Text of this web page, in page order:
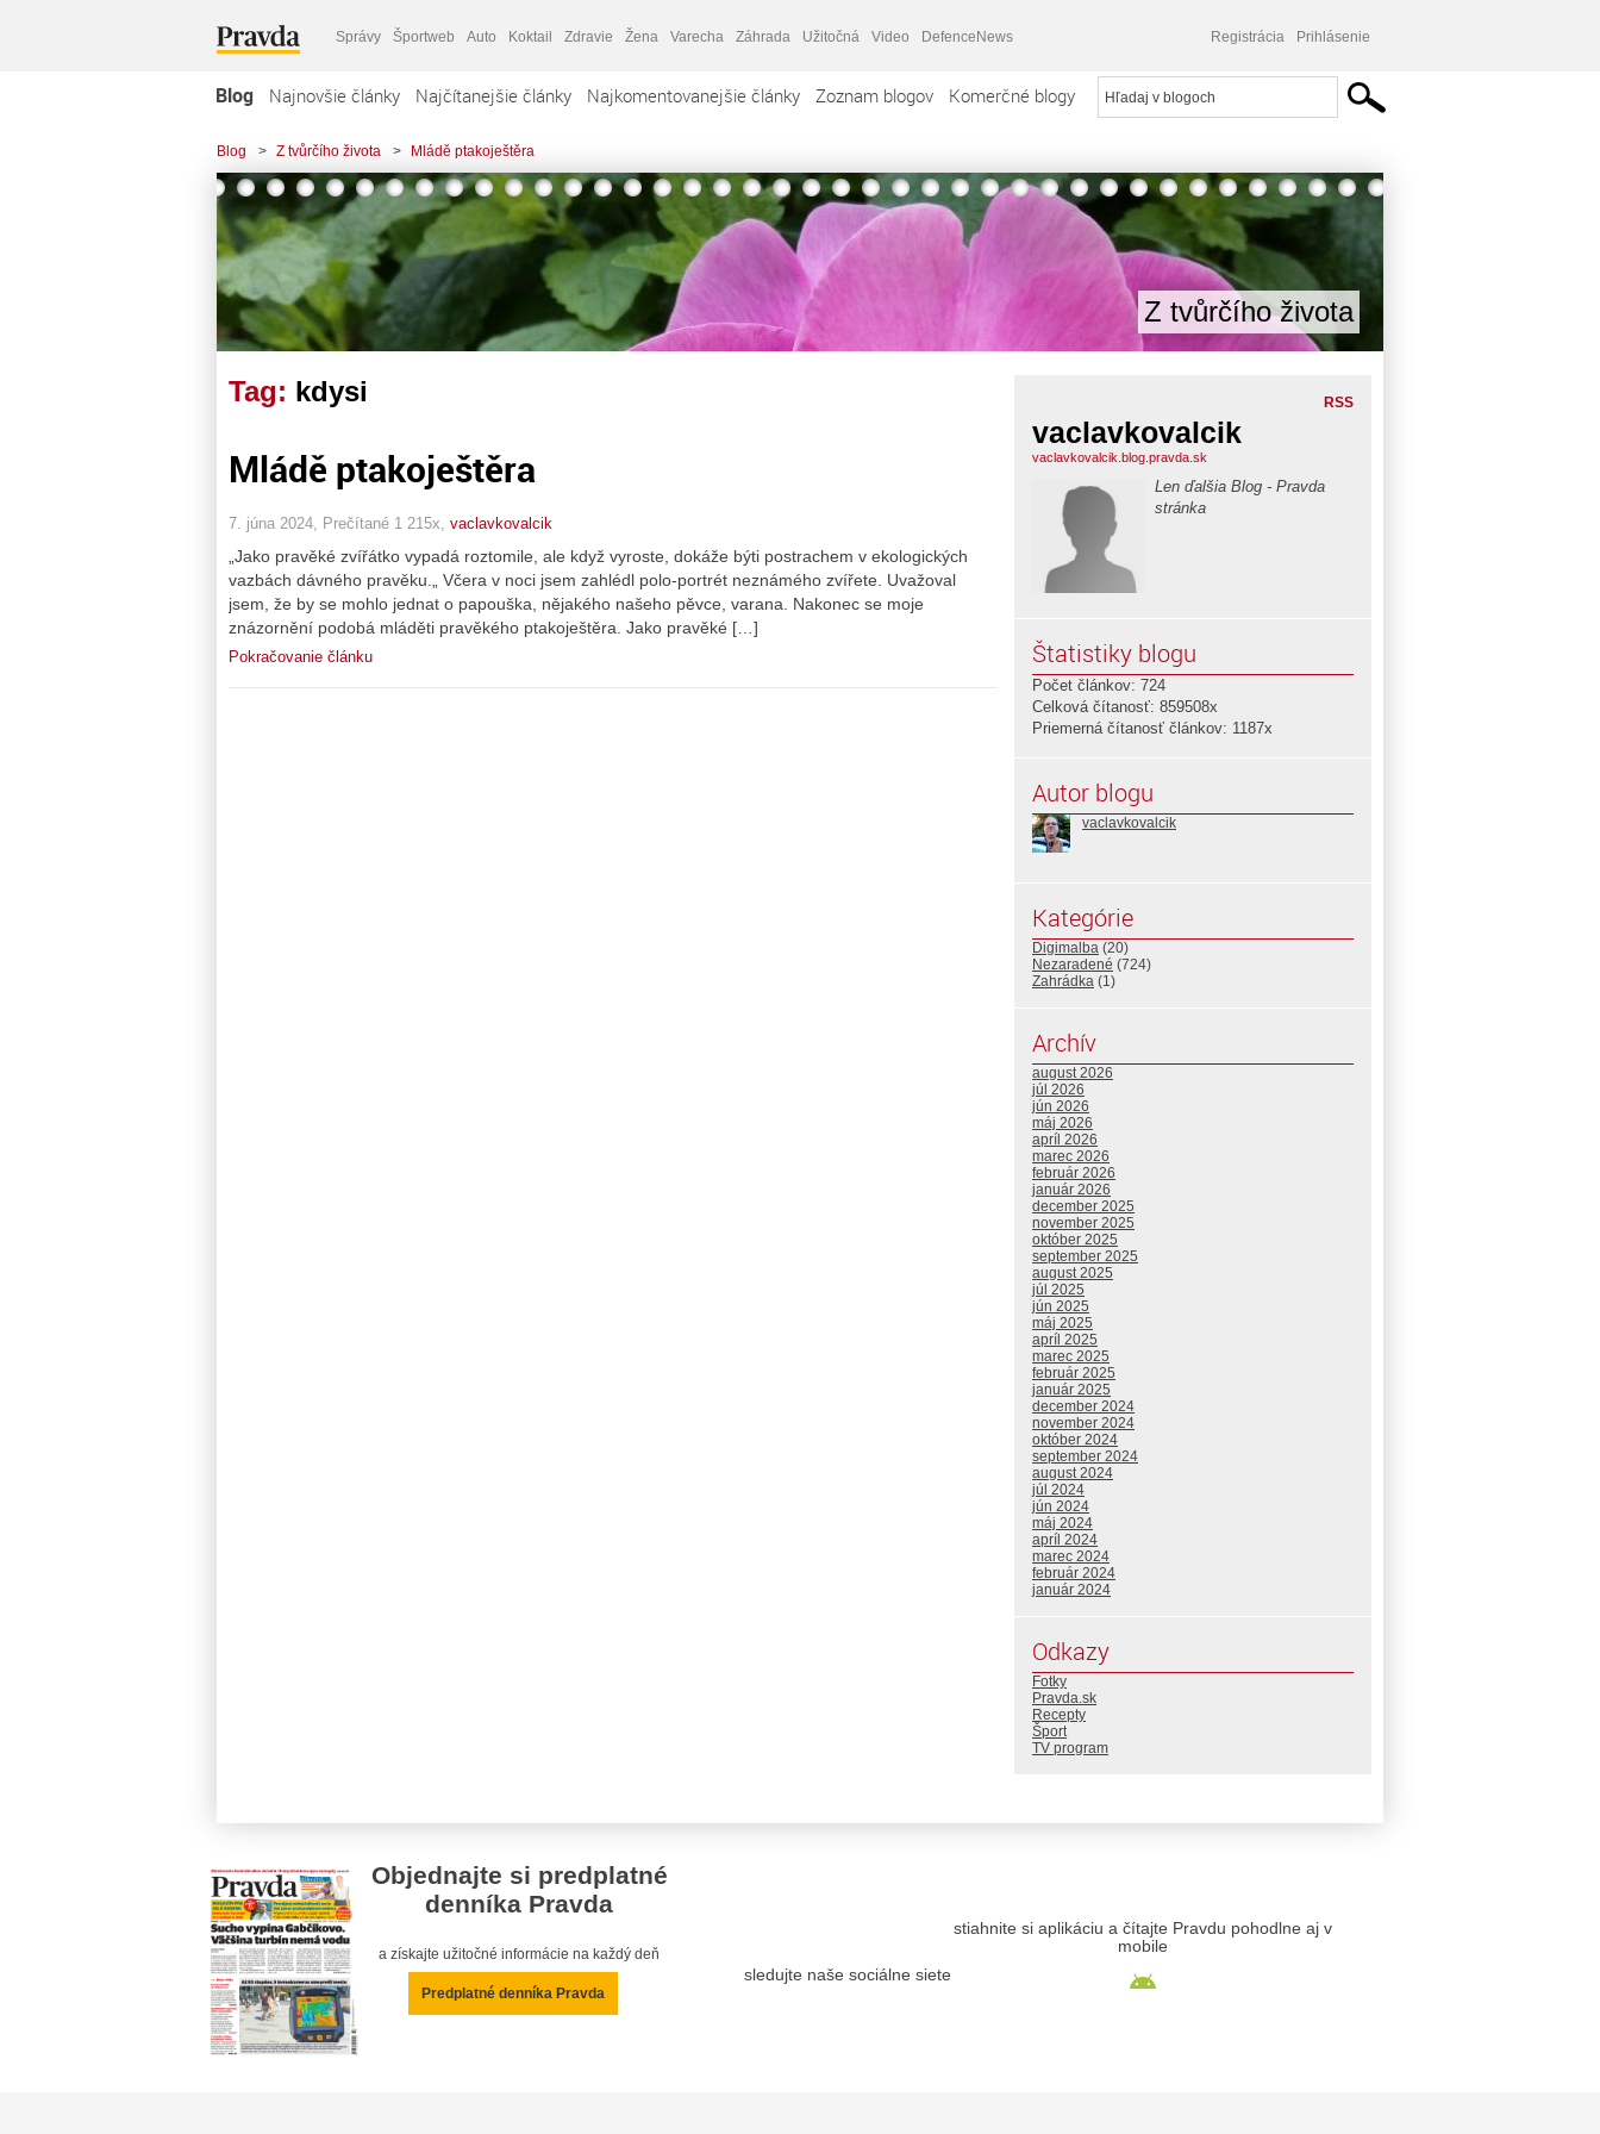
Správy Športweb Auto Koktail Zdravie Žena Varecha Záhrada Užitočná Video DefenceNews Registrácia Prihlásenie
Blog Najnovšie články Najčítanejšie články Najkomentovanejšie články Zoznam blogov Komerčné blogy
Blog > Z tvůrčího života > Mládě ptakoještěra
Z tvůrčího života
Tag: kdysi
Mládě ptakoještěra
7. júna 2024, Prečítané 1 215x, vaclavkovalcik
„Jako pravěké zvířátko vypadá roztomile, ale když vyroste, dokáže býti postrachem v ekologických
vazbách dávného pravěku.„ Včera v noci jsem zahlédl polo-portrét neznámého zvířete. Uvažoval
jsem, že by se mohlo jednat o papouška, nějakého našeho pěvce, varana. Nakonec se moje
znázornění podobá mláděti pravěkého ptakoještěra. Jako pravěké […]
Pokračovanie článku
RSS
vaclavkovalcik
vaclavkovalcik.blog.pravda.sk
Len ďalšia Blog - Pravda
stránka
Štatistiky blogu
Počet článkov: 724
Celková čítanosť: 859508x
Priemerná čítanosť článkov: 1187x
Autor blogu
vaclavkovalcik
Kategórie
Digimalba (20)
Nezaradené (724)
Zahrádka (1)
Archív
august 2026
júl 2026
jún 2026
máj 2026
apríl 2026
marec 2026
február 2026
január 2026
december 2025
november 2025
október 2025
september 2025
august 2025
júl 2025
jún 2025
máj 2025
apríl 2025
marec 2025
február 2025
január 2025
december 2024
november 2024
október 2024
september 2024
august 2024
júl 2024
jún 2024
máj 2024
apríl 2024
marec 2024
február 2024
január 2024
Odkazy
Fotky
Pravda.sk
Recepty
Šport
TV program
Objednajte si predplatné
denníka Pravda
a získajte užitočné informácie na každý deň
Predplatné denníka Pravda
sledujte naše sociálne siete
stiahnite si aplikáciu a čítajte Pravdu pohodlne aj v
mobile